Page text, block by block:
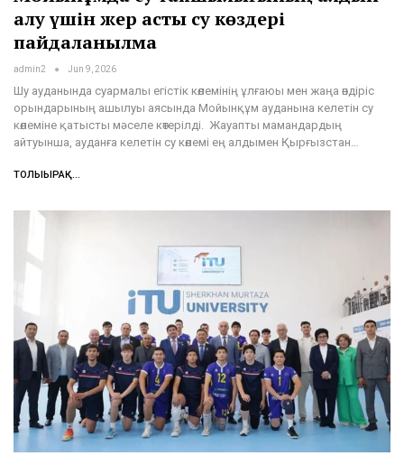
алу үшін жер асты су көздері
пайдаланылмақ
admin2 Jun 9, 2026
Шу ауданында суармалы егістік көлемінің ұлғаюы мен жаңа өндіріс
орындарының ашылуы аясында Мойынқұм ауданына келетін су
көлеміне қатысты мәселе көтерілді. Жауапты мамандардың
айтуынша, ауданға келетін су көлемі ең алдымен Қырғызстан…
ТОЛЫҒЫРАҚ...